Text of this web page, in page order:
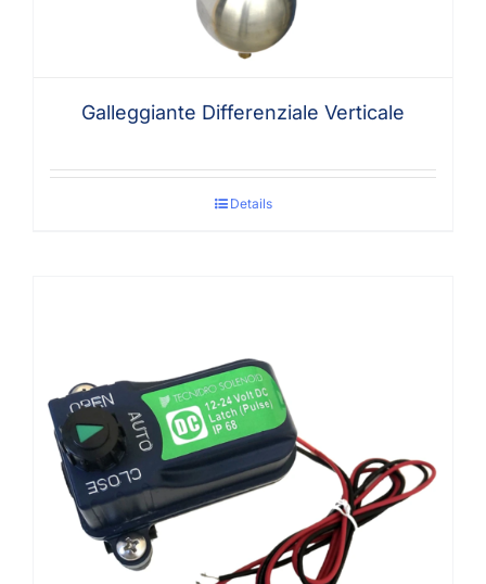
Galleggiante Differenziale Verticale
Details